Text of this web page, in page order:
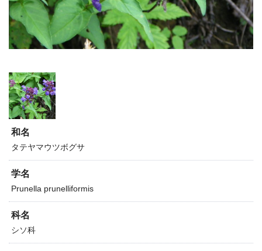
和名
タテヤマウツボグサ
学名
Prunella prunelliformis
科名
シソ科